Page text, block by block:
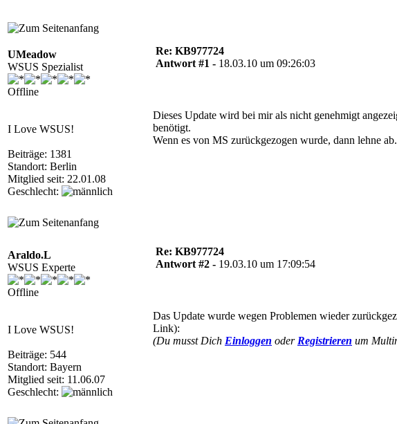
UMeadow
WSUS Spezialist
Offline
I Love WSUS!
Beiträge: 1381
Standort: Berlin
Mitglied seit: 22.01.08
Geschlecht:
Re: KB977724
Antwort #1 - 18.03.10 um 09:26:03
Dieses Update wird bei mir als nicht genehmigt
benötigt.
Wenn es von MS zurückgezogen wurde, dann lehne ab.
Araldo.L
WSUS Experte
Offline
I Love WSUS!
Beiträge: 544
Standort: Bayern
Mitglied seit: 11.06.07
Geschlecht:
Re: KB977724
Antwort #2 - 19.03.10 um 17:09:54
Das Update wurde wegen Problemen wieder
Link):
(Du musst Dich Einloggen oder Registrieren um